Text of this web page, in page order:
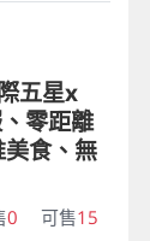
五星x
零距離
食、無
0 可售15